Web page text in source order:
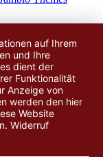
auf Ihrem
und Ihre
dient der
Funktionalität
Anzeige von
werden den hier
Website
Widerruf